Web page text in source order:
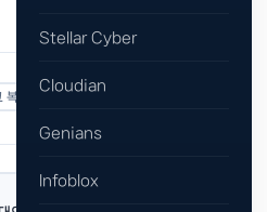
Stellar Cyber
Cloudian
Genians
Infoblox
복사